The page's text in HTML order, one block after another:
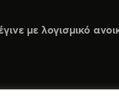
με λογισμικό